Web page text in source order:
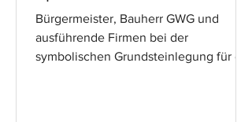
Bürgermeister, Bauherr GWG und
ausführende Firmen bei der
symbolischen Grundsteinlegung für die